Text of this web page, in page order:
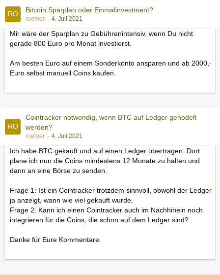
Bitcoin Sparplan oder Einmalinvestment?
roemer 4. Juli 2021
Mir wäre der Sparplan zu Gebührenintensiv, wenn Du nicht
gerade 800 Euro pro Monat investierst.
Am besten Euro auf einem Sonderkonto ansparen und ab 2000,-
Euro selbst manuell Coins kaufen.
Cointracker notwendig, wenn BTC auf Ledger gehodelt
werden?
roemer 4. Juli 2021
Ich habe BTC gekauft und auf einen Ledger übertragen. Dort
plane ich nun die Coins mindestens 12 Monate zu halten und
dann an eine Börse zu senden.
Frage 1: Ist ein Cointracker trotzdem sinnvoll, obwohl der Ledger
ja anzeigt, wann wie viel gekauft wurde.
Frage 2: Kann ich einen Cointracker auch im Nachhinein noch
integrieren für die Coins, die schon auf dem Ledger sind?
Danke für Eure Kommentare.